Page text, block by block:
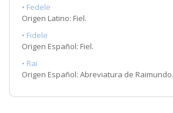
• Fedele
Origen Latino: Fiel.
• Fidele
Origen Español: Fiel.
• Rai
Origen Español: Abreviatura de Raimundo.